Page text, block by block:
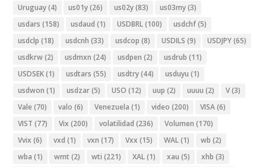
Uruguay(4) us01y(26) us02y(83) us03my(3)
usdars (158) usdaud (1) USDBRL(100) usdchf(5)
usdclp (18) usdcnh (33) usdcop (8) USDILS (9) USDJPY(65)
usdkrw(2) usdmxn (24) usdpen (2) usdrub (11)
USDSEK(1) usdtars (55) usdtry(44) usduyu (1)
usdwon (1) usdzar(5) USO (12) uup (2) uuuu (2) V(3)
Vale (70) valo (6) Venezuela (1) video (200) VISA(6)
VIST (77) Vix (200) volatilidad (236) Volumen (170)
Vvix (6) vxd (1) vxn (17) Vxx (15) WAL(1) wb (2)
wba (1) wmt (2) wti (221) XAL(1) xau (5) xhb (3)